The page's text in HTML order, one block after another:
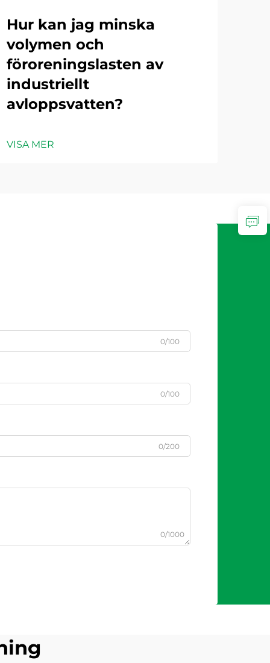
Hur kan jag minska
volymen och
föroreningslasten av
industriellt
avloppsvatten?
VISA MER
0/100
0/100
0/200
0/1000